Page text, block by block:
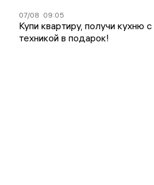
07/08 09:05
Купи квартиру, получи кухню с
техникой в подарок!